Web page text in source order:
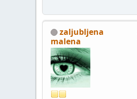
zaljubljena
malena